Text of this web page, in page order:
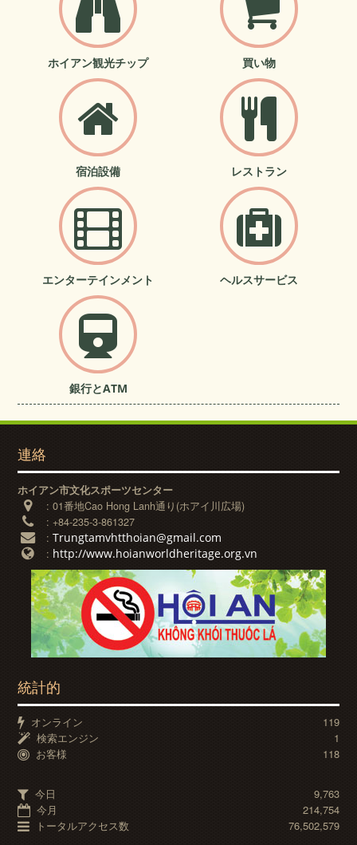
ホイアン観光チップ 買い物
宿泊設備 レストラン
エンターテインメント ヘルスサービス
銀行とATM
連絡
ホイアン市文化スポーツセンター
:01番地Cao Hong Lanh通り(ホアイ川広場)
:+84-235-3-861327
:Trungtamvhtthoian@gmail.com
: http://www.hoianworldheritage.org.vn
統計的
オンライン
119
検索エンジン
1
お客様
118
今日
9,763
今月
214,754
トータルアクセス数
76,502,579